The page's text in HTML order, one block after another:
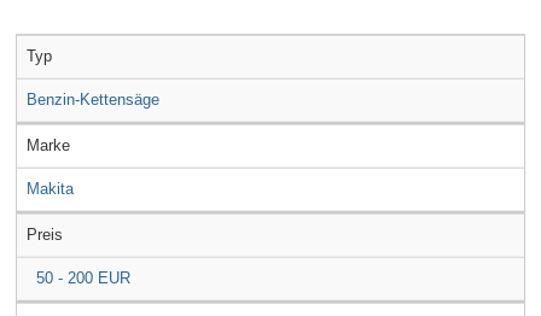
Typ
Benzin-Kettensäge
Marke
Makita
Preis
50 - 200 EUR